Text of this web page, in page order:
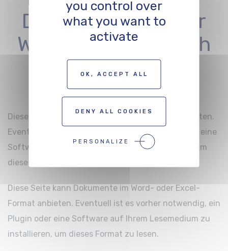
Dokumente auf der
Website erforderlich
sind
Diese Seite kann Dokumente im pdf-Format anbieten.
Eventuell ist es vorher notwendig, ein Plugin oder eine
Software auf Ihrem Lesemedium zu installieren, um
dieses Format zu lesen.
Diese Seite kann Dokumente im Word- oder Excel-
Format anbieten. Eventuell ist es vorher notwendig, ein
Plugin oder eine Software auf Ihrem Lesemedium zu
installieren, um dieses Format zu lesen.
you control over
what you want to
activate
OK, ACCEPT ALL
DENY ALL COOKIES
PERSONALIZE